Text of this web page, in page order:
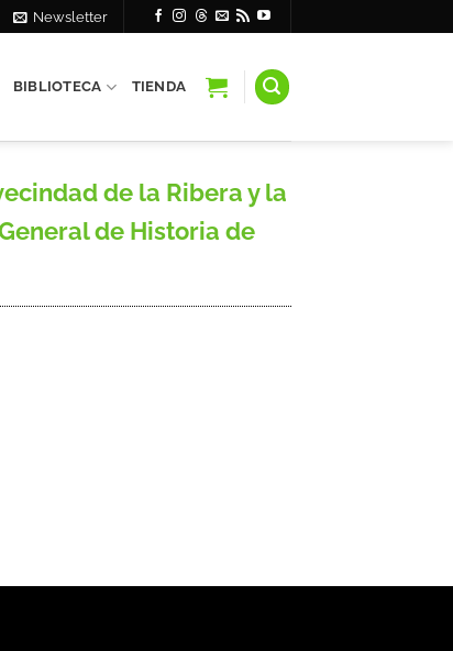
Newsletter
BIBLIOTECA TIENDA
de la Ribera y la
de Historia de